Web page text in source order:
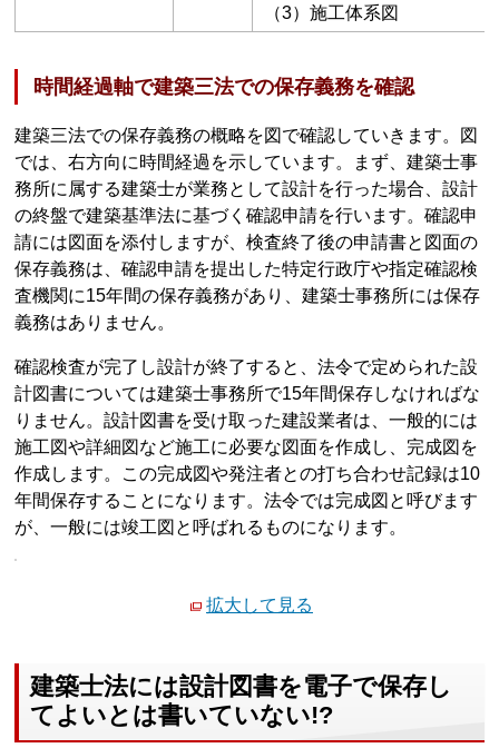
（3）施工体系図
時間経過軸で建築三法での保存義務を確認
建築三法での保存義務の概略を図で確認していきます。図
では、右方向に時間経過を示しています。まず、建築士事
務所に属する建築士が業務として設計を行った場合、設計
の終盤で建築基準法に基づく確認申請を行います。確認申
請には図面を添付しますが、検査終了後の申請書と図面の
保存義務は、確認申請を提出した特定行政庁や指定確認検
査機関に15年間の保存義務があり、建築士事務所には保存
義務はありません。
確認検査が完了し設計が終了すると、法令で定められた設
計図書については建築士事務所で15年間保存しなければな
りません。設計図書を受け取った建設業者は、一般的には
施工図や詳細図など施工に必要な図面を作成し、完成図を
作成します。この完成図や発注者との打ち合わせ記録は10
年間保存することになります。法令では完成図と呼びます
が、一般には竣工図と呼ばれるものになります。
拡大して見る
建築士法には設計図書を電子で保存し
てよいとは書いていない!?